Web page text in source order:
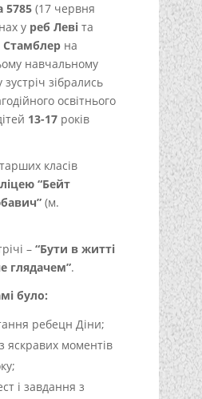
5785(17 червня
у реб Левіта
Стамблерна
навчальному
зустріч зібрались
освітнього
13-17років
класів
“Бейт
(м.
– “Бути в житті
глядачем”.
було:
ребецн Діни;
яскравих моментів
і завдання з